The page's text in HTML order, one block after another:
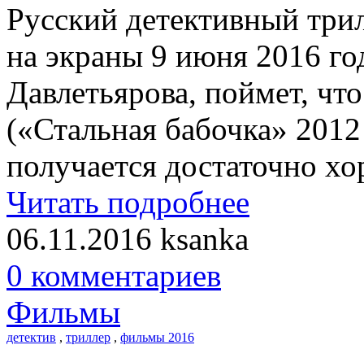
Русский детективный
на экраны 9 июня 2016
Давлетьярова, поймет,
(«Стальная бабочка»
получается достаточно
Читать подробнее
06.11.2016 ksanka
0 комментариев
Фильмы
детектив , триллер , фильмы 2016